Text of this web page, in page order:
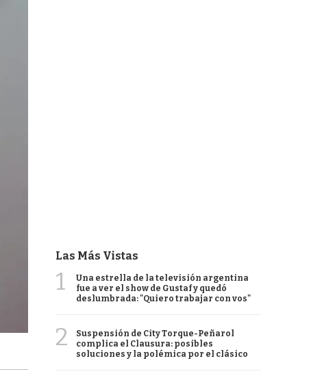
Las Más Vistas
1
Una estrella de la televisión argentina
fue a ver el show de Gustaf y quedó
deslumbrada: "Quiero trabajar con vos"
2
Suspensión de City Torque-Peñarol
complica el Clausura: posibles
soluciones y la polémica por el clásico